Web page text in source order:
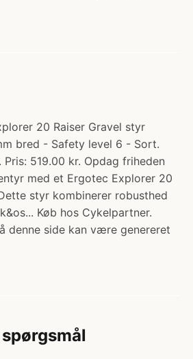
20 Raiser Gravel styr
bred - Safety level 6 - Sort.
519.00 kr. Opdag friheden
med et Ergotec Explorer 20
styr kombinerer robusthed
Køb hos Cykelpartner.
denne side kan være genereret